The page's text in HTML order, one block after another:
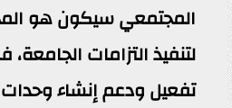
المجتمعي سيكون هو
لتنفيذ التزامات
تفعيل ودعم إنشاء وحدات